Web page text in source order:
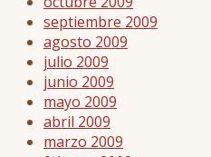
septiembre 2009
agosto 2009
julio 2009
junio 2009
mayo 2009
abril 2009
marzo 2009